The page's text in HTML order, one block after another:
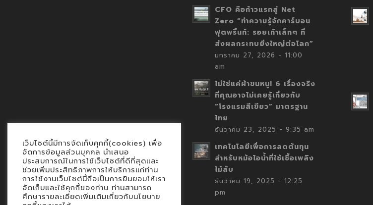
CFO คือก้าวแรกสู่ Net
Zero “ทำความรู้จักคาร์บอน
ฟุตพริ้นท์: รอยเท้าเล็กๆ ที่
ส่งผลกระทบยิ่งใหญ่ต่อโลก”
มกราคม 27, 2026 - 11:00
am
ไม่ใช่แค่ผ้าขนหนู! 6 เรื่องจริง
ที่คุณอาจไม่เคยรู้เกี่ยวกับ
“โรงแรมสีเขียว” มาตรฐาน
ไทย
ธันวาคม 23, 2025 - 9:35 am
เทคโนโลยีเพื่อการลดต้นทุน
สำหรับหม้อไอน้ำที่ใช้เชื้อเพลิง
ไม้สับ
ธันวาคม 19, 2025 - 12:25
pm
เว็บไซต์นี้มีการจัดเก็บคุกกี้(cookies) เพื่อ
จัดการข้อมูลส่วนบุคคล นำเสนอ
ประสบการณ์ในการใช้เว็บไซต์ที่ดีที่สุดและ
ช่วยเพิ่มประสิทธิภาพการให้บริการแก่ท่าน
การใช้งานเว็บไซต์นี้ถือเป็นการยินยอมให้เรา
จัดเก็บและใช้คุกกี้ของท่าน ท่านสามารถ
ศึกษารายละเอียดเพิ่มเติมเกี่ยวกับนโยบาย